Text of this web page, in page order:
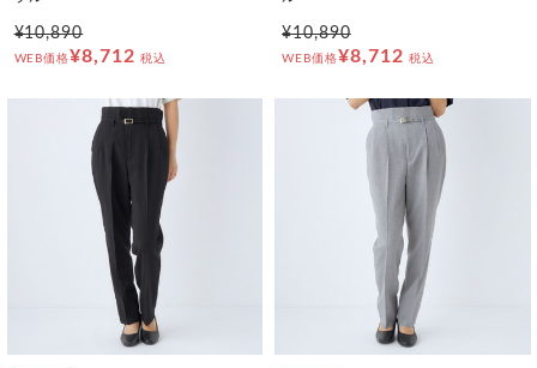
¥10,890
WEB価格¥8,712 税込
¥10,890
WEB価格¥8,712 税込